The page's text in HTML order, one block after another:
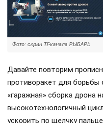
Фото: скрин ТГ-канала РЫБАРЬ
Давайте повторим
противоракет для борьбы
«гаражная» сборка дрона
высокотехнологичный
ускорить по щелчку